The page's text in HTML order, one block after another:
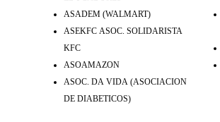
ASADEM (WALMART)
ASEKFC ASOC. SOLIDARISTA
KFC
ASOAMAZON
ASOC. DA VIDA (ASOCIACION
DE DIABETICOS)